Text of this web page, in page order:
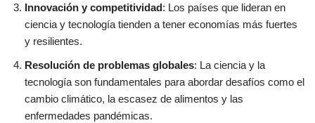
Innovación y competitividad: Los países que lideran en
ciencia y tecnología tienden a tener economías más fuertes
y resilientes.
Resolución de problemas globales: La ciencia y la
tecnología son fundamentales para abordar desafíos como el
cambio climático, la escasez de alimentos y las
enfermedades pandémicas.